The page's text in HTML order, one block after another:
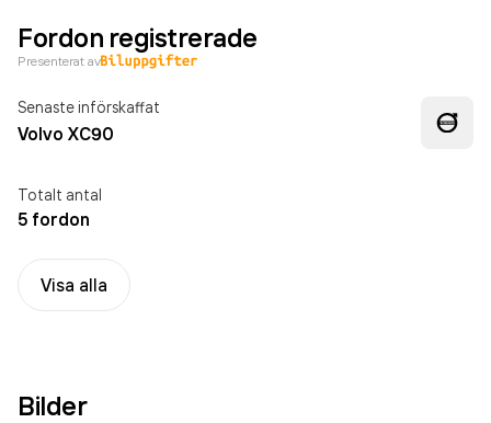
Fordon registrerade
Presenterat av
Senaste införskaffat
Volvo XC90
Totalt antal
5 fordon
Visa alla
Bilder